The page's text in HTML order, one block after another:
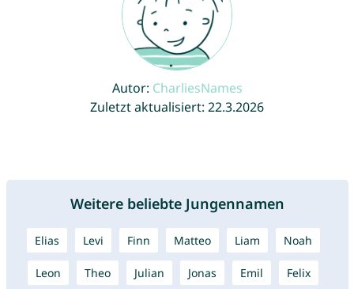
Autor: CharliesNames
Zuletzt aktualisiert: 22.3.2026
Weitere beliebte Jungennamen
Elias Levi Finn Matteo Liam Noah
Leon Theo Julian Jonas Emil Felix